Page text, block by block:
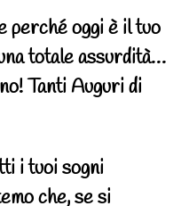
perché oggi è il tuo
totale assurdità…
Tanti Auguri di
i tuoi sogni
che, se si